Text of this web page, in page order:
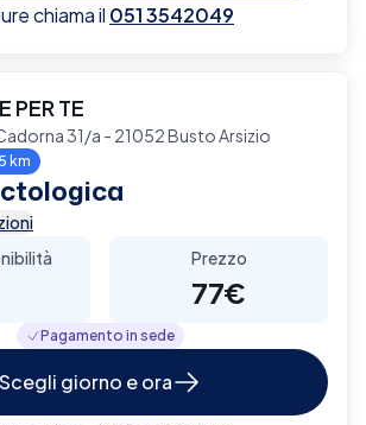
chiama il 051 3542049
PER TE
31/a - 21052 Busto Arsizio
km
Prezzo
77€
Pagamento in sede
Scegli giorno e ora